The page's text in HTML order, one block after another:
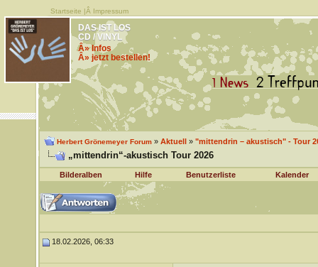
Startseite |Â Impressum
DAS IST LOS
CD / VINYL
Â» Infos
Â» jetzt bestellen!
Herbert Grönemeyer Forum» Aktuell» "mittendrin – akustisch" - Tour
„mittendrin“-akustisch Tour 2026
Bilderalben Hilfe Benutzerliste Kalender
18.02.2026, 06:33